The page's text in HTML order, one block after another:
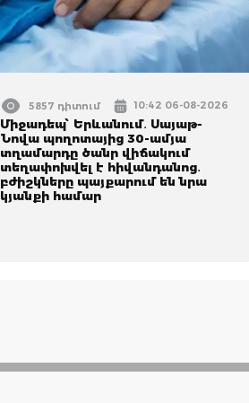
5857 դիտում 10:42 06-08-2026
Միջադեպ՝ Երևանում․ Սայաթ-
Նովա պողոտայից 30-ամյա
տղամարդը ծանր վիճակում
տեղափոխվել է հիվանդանոց․
բժիշկները պայքարում են նրա
կյանքի համար